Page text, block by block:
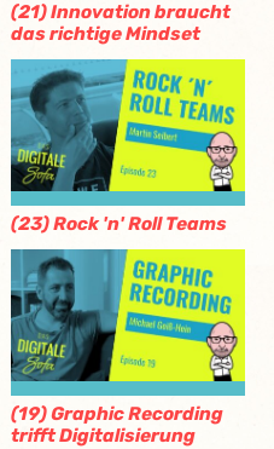
(21) Innovation braucht
das richtige Mindset
(23) Rock 'n' Roll Teams
(19) Graphic Recording
trifft Digitalisierung